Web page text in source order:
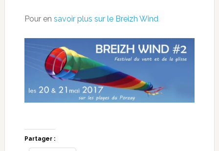
Pour en savoir plus sur le Breizh Wind
Partager :